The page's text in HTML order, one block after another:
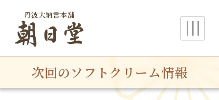
丹波大納言本舗
次回のソフトクリーム情報